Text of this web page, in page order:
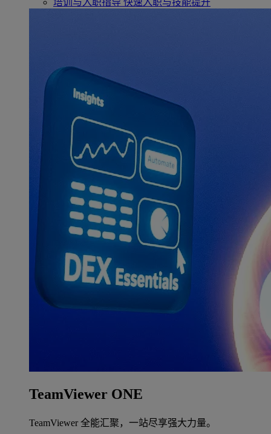
培训与入职指导 快速入职与技能提升
TeamViewer ONE
TeamViewer 全能汇聚，一站尽享强大力量。